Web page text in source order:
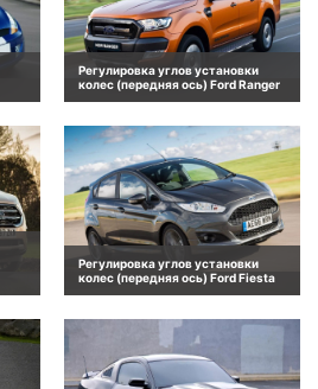
Регулировка углов установки
колес (передняя ось) Ford Ranger
Регулировка углов установки
колес (передняя ось) Ford Fiesta